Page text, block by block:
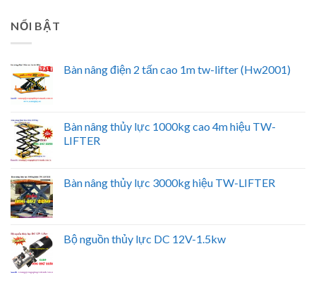
NỔI BẬT
Bàn nâng điện 2 tấn cao 1m tw-lifter (Hw2001)
Bàn nâng thủy lực 1000kg cao 4m hiệu TW-
LIFTER
Bàn nâng thủy lực 3000kg hiệu TW-LIFTER
Bộ nguồn thủy lực DC 12V-1.5kw